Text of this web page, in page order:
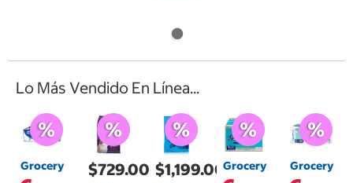
Lo Más Vendido En Línea...
Grocery $729.00 $1,199.00Grocery Grocery